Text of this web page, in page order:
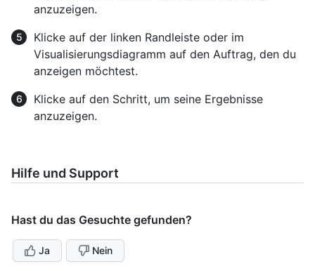
anzuzeigen.
Klicke auf der linken Randleiste oder im
Visualisierungsdiagramm auf den Auftrag, den du
anzeigen möchtest.
Klicke auf den Schritt, um seine Ergebnisse
anzuzeigen.
Hilfe und Support
Hast du das Gesuchte gefunden?
Ja Nein